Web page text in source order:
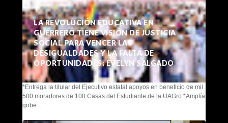
LA REVOLUCIÓN EDUCATIVA EN
GUERRERO TIENE VISIÓN DE JUSTICIA
SOCIAL PARA VENCER LAS
DESIGUALDADES Y LA FALTA DE
OPORTUNIDADES: EVELYN SALGADO
*Entrega la titular del Ejecutivo estatal apoyos en beneficio de mil
500 moradores de 100 Casas del Estudiante de la UAGro *Amplía
gobe...